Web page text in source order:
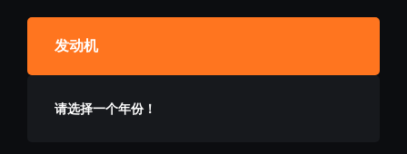
发动机
请选择一个年份！